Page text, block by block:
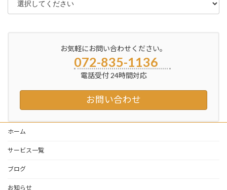
お気軽にお問い合わせください。
072-835-1136
電話受付 24時間対応
お問い合わせ
ホーム
サービス一覧
ブログ
お知らせ